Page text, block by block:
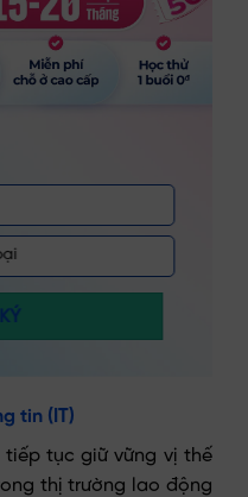
tin (IT)
tiếp tục giữ vững vị thế
thị trường lao động